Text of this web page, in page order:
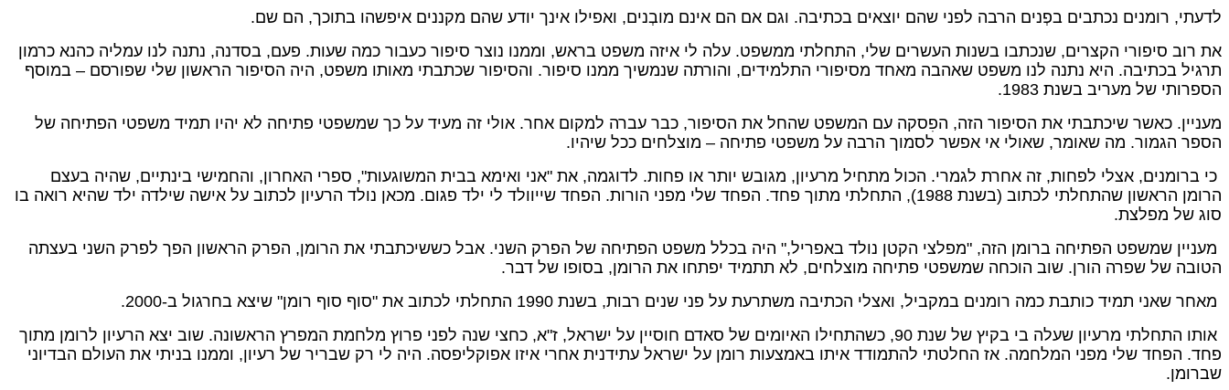
לדעתי, רומנים נכתבים בפְנים הרבה לפני שהם יוצאים בכתיבה. וגם אם הם אינם מובְנים, ואפילו אינך יודע שהם מקננים איפשהו בתוכך, הם שם.
את רוב סיפורי הקצרים, שנכתבו בשנות העשרים שלי, התחלתי ממשפט. עלה לי איזה משפט בראש, וממנו נוצר סיפור כעבור כמה שעות. פעם, בסדנה, נתנה לנו עמליה כהנא כרמון
תרגיל בכתיבה. היא נתנה לנו משפט שאהבה מאחד מסיפורי התלמידים, והורתה שנמשיך ממנו סיפור. והסיפור שכתבתי מאותו משפט, היה הסיפור הראשון שלי שפורסם – במוסף
הספרותי של מעריב בשנת 1983.
מעניין. כאשר שיכתבתי את הסיפור הזה, הפִסקה עם המשפט שהחל את הסיפור, כבר עברה למקום אחר. אולי זה מעיד על כך שמשפטי פתיחה לא יהיו תמיד משפטי הפתיחה של
הספר הגמור. מה שאומר, שאולי אי אפשר לסמוך הרבה על משפטי פתיחה – מוצלחים ככל שיהיו.
כי ברומנים, אצלי לפחות, זה אחרת לגמרי. הכול מתחיל מרעיון, מגובש יותר או פחות. לדוגמה, את "אני ואימא בבית המשוגעות", ספרי האחרון, והחמישי בינתיים, שהיה בעצם
הרומן הראשון שהתחלתי לכתוב (בשנת 1988), התחלתי מתוך פחד. הפחד שלי מפני הורות. הפחד שייוולד לי ילד פגום. מכאן נולד הרעיון לכתוב על אישה שילדה ילד שהיא רואה בו
סוג של מפלצת.
מעניין שמשפט הפתיחה ברומן הזה, "מפלצי הקטן נולד באפריל," היה בכלל משפט הפתיחה של הפרק השני. אבל כששיכתבתי את הרומן, הפרק הראשון הפך לפרק השני בעצתה
הטובה של שפרה הורן. שוב הוכחה שמשפטי פתיחה מוצלחים, לא תתמיד יפתחו את הרומן, בסופו של דבר.
מאחר שאני תמיד כותבת כמה רומנים במקביל, ואצלי הכתיבה משתרעת על פני שנים רבות, בשנת 1990 התחלתי לכתוב את "סוף סוף רומן" שיצא בחרגול ב-2000.
אותו התחלתי מרעיון שעלה בי בקיץ של שנת 90, כשהתחילו האיומים של סאדם חוסיין על ישראל, ז"א, כחצי שנה לפני פרוץ מלחמת המפרץ הראשונה. שוב יצא הרעיון לרומן מתוך
פחד. הפחד שלי מפני המלחמה. אז החלטתי להתמודד איתו באמצעות רומן על ישראל עתידנית אחרי איזו אפוקליפסה. היה לי רק שבריר של רעיון, וממנו בניתי את העולם הבדיוני
שברומן.